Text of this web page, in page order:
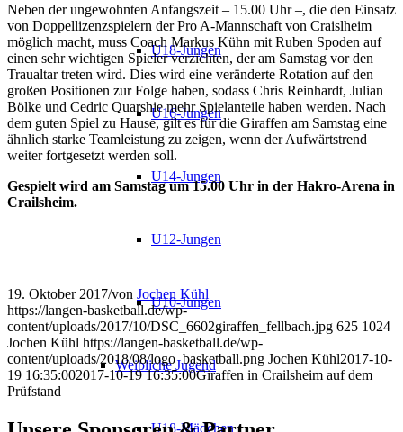
U18-Jungen
U16-Jungen
U14-Jungen
U12-Jungen
U10-Jungen
Weibliche Jugend
U18-Mädchen
Neben der ungewohnten Anfangszeit – 15.00 Uhr –, die den Einsatz
von Doppellizenzspielern der Pro A-Mannschaft von Craislheim
möglich macht, muss Coach Markus Kühn mit Ruben Spoden auf
einen sehr wichtigen Spieler verzichten, der am Samstag vor den
Traualtar treten wird. Dies wird eine veränderte Rotation auf den
großen Positionen zur Folge haben, sodass Chris Reinhardt, Julian
Bölke und Cedric Quarshie mehr Spielanteile haben werden. Nach
dem guten Spiel zu Hause, gilt es für die Giraffen am Samstag eine
ähnlich starke Teamleistung zu zeigen, wenn der Aufwärtstrend
weiter fortgesetzt werden soll.
Gespielt wird am Samstag um 15.00 Uhr in der Hakro-Arena in
Crailsheim.
19. Oktober 2017/von Jochen Kühl
https://langen-basketball.de/wp-
content/uploads/2017/10/DSC_6602giraffen_fellbach.jpg 625 1024
Jochen Kühl https://langen-basketball.de/wp-
content/uploads/2018/08/logo_basketball.png Jochen Kühl2017-10-
19 16:35:002017-10-19 16:35:00Giraffen in Crailsheim auf dem
Prüfstand